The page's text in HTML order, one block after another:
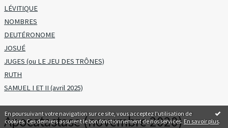
En poursuivant votre navigation sur ce site, vous acceptez l'utilisation de
cookies. Ces derniers assurent le bon fonctionnement de nos services. En savoir plus.
LÉVITIQUE
NOMBRES
DEUTÉRONOME
JOSUÉ
JUGES (ou LE JEU DES TRÔNES)
RUTH
SAMUEL I ET II (avril 2025)
Apocatastase (novembre 2020)